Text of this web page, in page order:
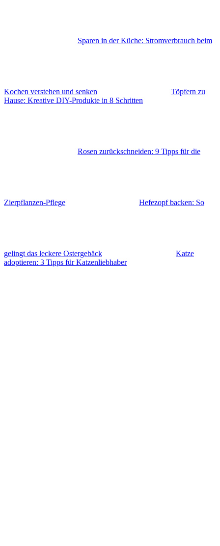
Sparen in der Küche: Stromverbrauch beim
Kochen verstehen und senken
Töpfern zu
Hause: Kreative DIY-Produkte in 8 Schritten
Rosen zurückschneiden: 9 Tipps für die
Zierpflanzen-Pflege Hefezopf backen: So
gelingt das leckere Ostergebäck
Katze
adoptieren: 3 Tipps für Katzenliebhaber